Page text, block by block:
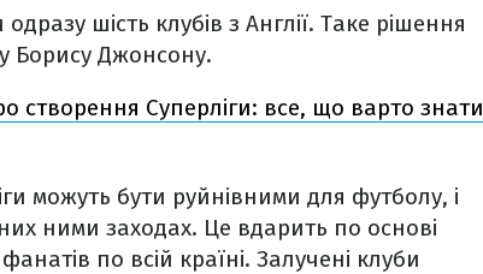
шість клубів з Англії. Таке рішення
Борису Джонсону.
створення Суперліги: все, що варто знати
можуть бути руйнівними для футболу, і
ними заходах. Це вдарить по основі
по всій країні. Залучені клуби